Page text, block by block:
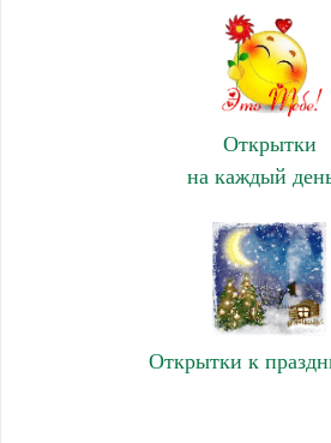
Открытки
на каждый
Открытки к